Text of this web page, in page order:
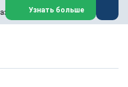
паровых турбин
газовых и паровых
восстановлением,
ТЭС,
Узнать больше